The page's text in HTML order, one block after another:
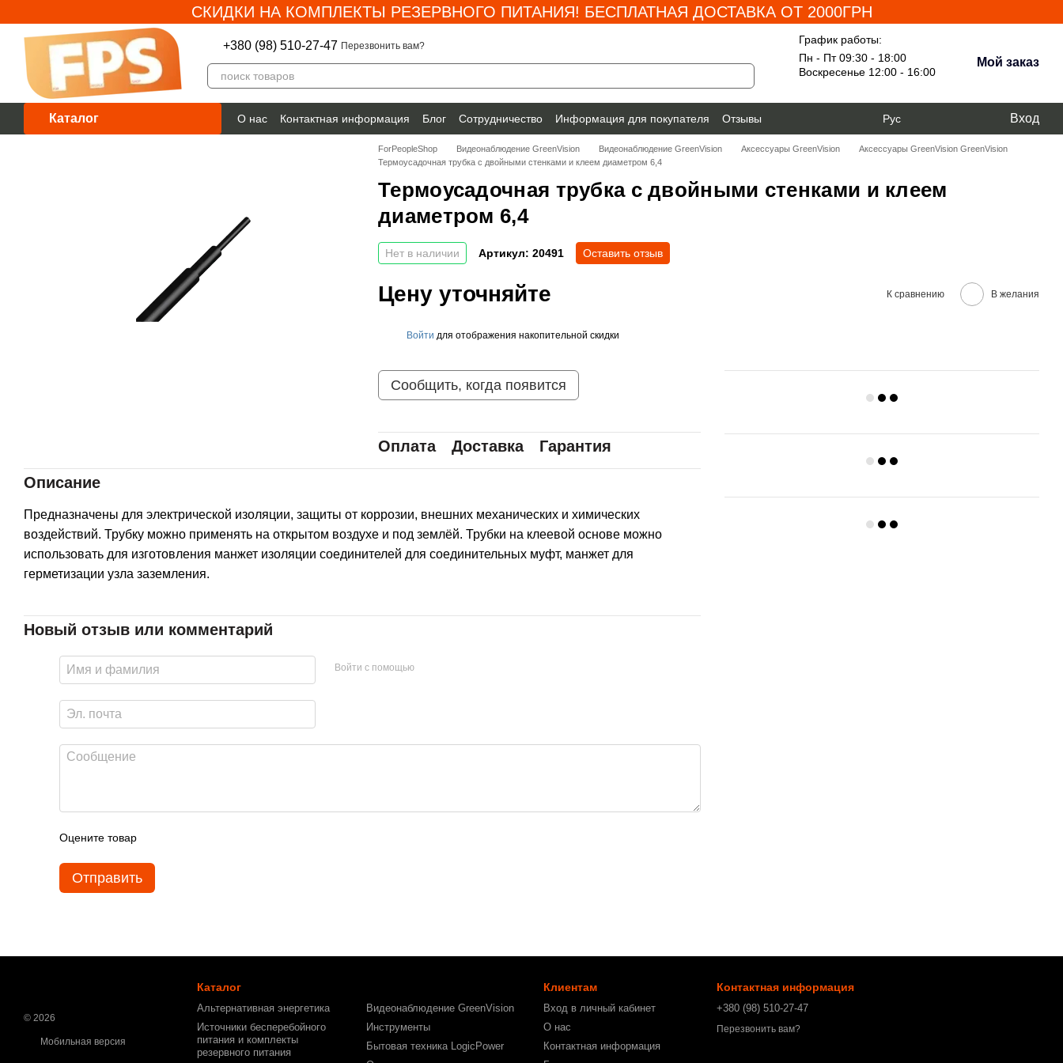
СКИДКИ НА КОМПЛЕКТЫ РЕЗЕРВНОГО ПИТАНИЯ! БЕСПЛАТНАЯ ДОСТАВКА ОТ 2000ГРН
+380 (98) 510-27-47 Перезвонить вам?
График работы:
Пн - Пт 09:30 - 18:00
Воскресенье 12:00 - 16:00
Мой заказ
Каталог О нас Контактная информация Блог Сотрудничество Информация для покупателя
Отзывы
Гарантия
Рус Вход
ForPeopleShop Видеонаблюдение GreenVision Видеонаблюдение GreenVision Аксессуары GreenVision
Аксессуары GreenVision GreenVision
Термоусадочная трубка с двойными стенками и клеем диаметром 6,4
Термоусадочная трубка с двойными стенками и клеем
диаметром 6,4
Нет в наличии Артикул: 20491 Оставить отзыв
Цену уточняйте К сравнению В желания
Войти для отображения накопительной скидки
Сообщить, когда появится
Оплата Доставка Гарантия
Описание
Предназначены для электрической изоляции, защиты от коррозии, внешних механических и химических
воздействий. Трубку можно применять на открытом воздухе и под землёй. Трубки на клеевой основе можно
использовать для изготовления манжет изоляции соединителей для соединительных муфт, манжет для
герметизации узла заземления.
Новый отзыв или комментарий
Войти с помощью
Оцените товар
Отправить
© 2026
Мобильная версия
Каталог
Альтернативная энергетика
Источники бесперебойного
питания и комплекты
резервного питания
Видеонаблюдение GreenVision
Инструменты
Бытовая техника LogicPower
Клиентам
Вход в личный кабинет
О нас
Контактная информация
Контактная информация
+380 (98) 510-27-47
Перезвонить вам?